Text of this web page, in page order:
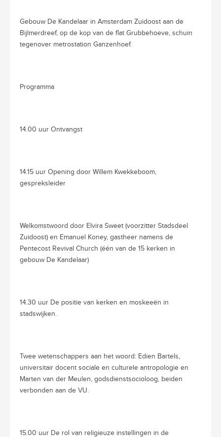
Gebouw De Kandelaar in Amsterdam Zuidoost aan de
Bijlmerdreef, op de kop van de flat Grubbehoeve, schuin
tegenover metrostation Ganzenhoef.
Programma
14.00 uur Ontvangst
14.15 uur Opening door Willem Kwekkeboom,
gespreksleider
Welkomstwoord door Elvira Sweet (voorzitter Stadsdeel
Zuidoost) en Emanuel Koney, gastheer namens de
Pentecost Revival Church (één van de 15 kerken in
gebouw De Kandelaar)
14.30 uur De positie van kerken en moskeeën in
stadswijken.
Twee wetenschappers aan het woord: Edien Bartels,
universitair docent sociale en culturele antropologie en
Marten van der Meulen, godsdienstsocioloog, beiden
verbonden aan de VU.
15.00 uur De rol van religieuze instellingen in de